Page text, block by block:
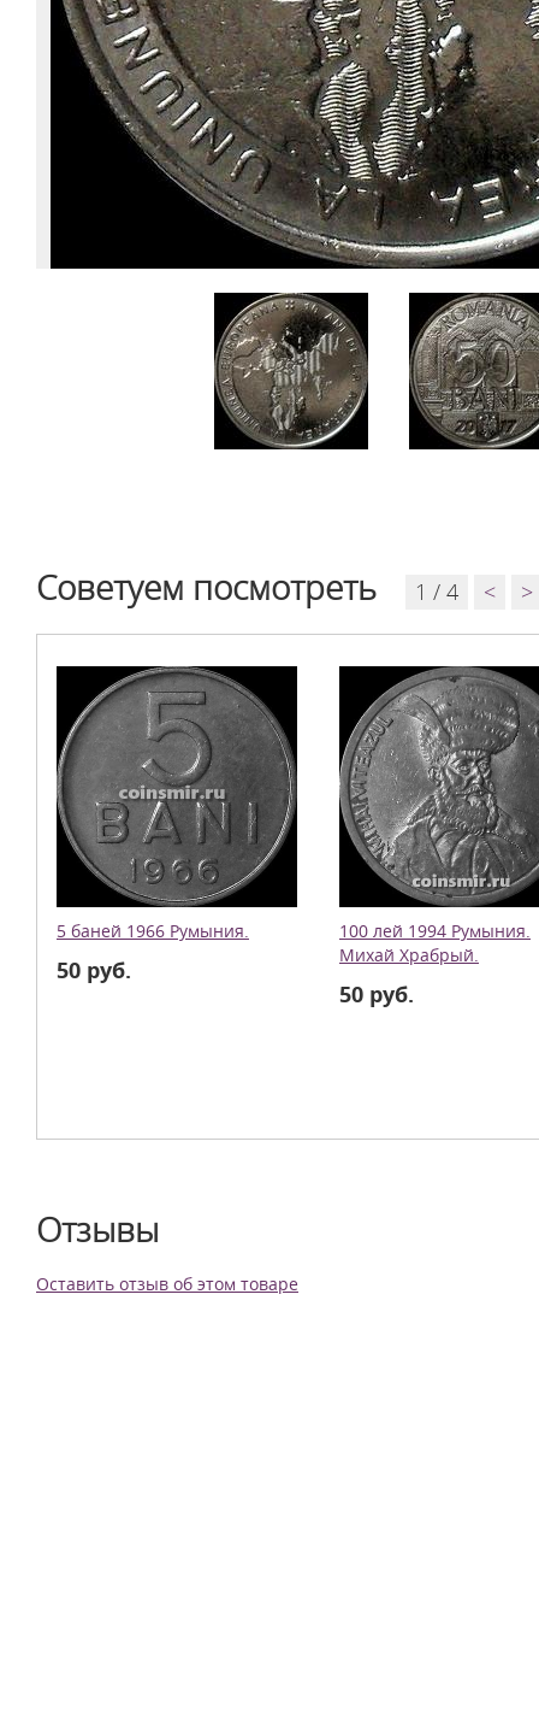
Советуем посмотреть 1 / 4 < >
5 баней 1966 Румыния.
50 руб.
100 лей 1994 Румыния.
Михай Храбрый.
50 руб.
Отзывы
Оставить отзыв об этом товаре